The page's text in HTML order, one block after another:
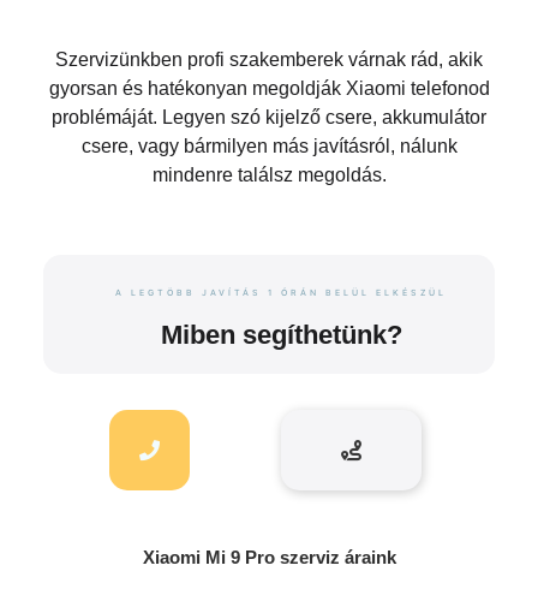
Szervizünkben profi szakemberek várnak rád, akik
gyorsan és hatékonyan megoldják Xiaomi telefonod
problémáját. Legyen szó kijelző csere, akkumulátor
csere, vagy bármilyen más javításról, nálunk
mindenre találsz megoldás.
A LEGTÖBB JAVÍTÁS 1 ÓRÁN BELÜL ELKÉSZÜL
Miben segíthetünk?
Xiaomi Mi 9 Pro szerviz áraink